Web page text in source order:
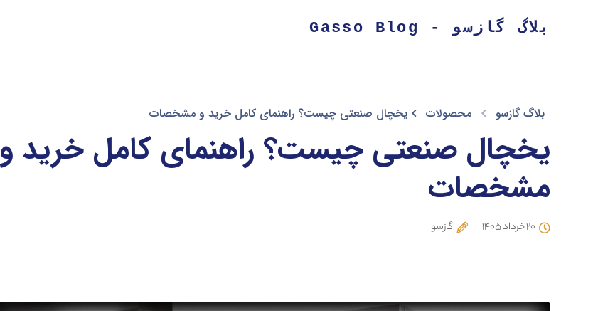
بلاگ گازسو - Gasso Blog
بلاگ گازسو محصولات یخچال صنعتی چیست؟ راهنمای کامل خرید و مشخصات
یخچال صنعتی چیست؟ راهنمای کامل خرید و
مشخصات
۲۰ خرداد ۱۴۰۵ گازسو